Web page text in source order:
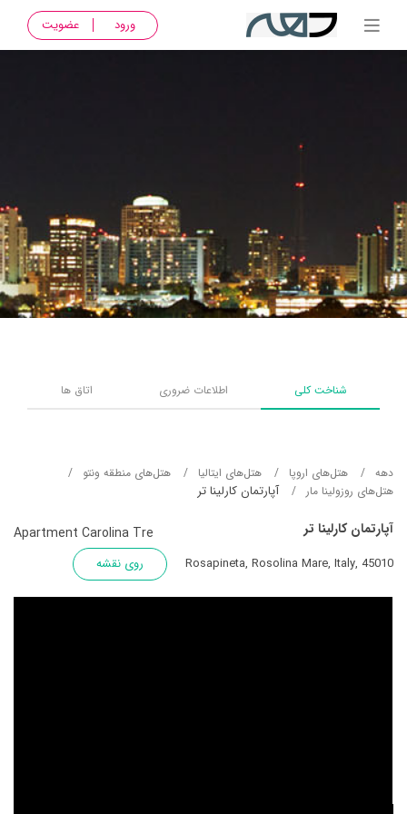
ورود عضویت
شناخت کلی اطلاعات ضروری اتاق ها
دهه هتل‌های اروپا هتل‌های ایتالیا
هتل‌های منطقه ونتو
هتل‌های روزولینا مار
آپارتمان کارلینا تر
آپارتمان کارلینا تر Apartment Carolina Tre
Rosapineta, Rosolina Mare, Italy, 45010 روی نقشه